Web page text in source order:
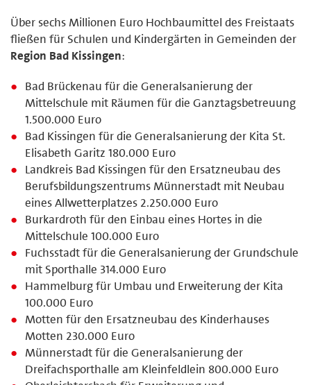
Über sechs Millionen Euro Hochbaumittel des Freistaats
fließen für Schulen und Kindergärten in Gemeinden der
Region Bad Kissingen:
Bad Brückenau für die Generalsanierung der
Mittelschule mit Räumen für die Ganztagsbetreuung
1.500.000 Euro
Bad Kissingen für die Generalsanierung der Kita St.
Elisabeth Garitz 180.000 Euro
Landkreis Bad Kissingen für den Ersatzneubau des
Berufsbildungszentrums Münnerstadt mit Neubau
eines Allwetterplatzes 2.250.000 Euro
Burkardroth für den Einbau eines Hortes in die
Mittelschule 100.000 Euro
Fuchsstadt für die Generalsanierung der Grundschule
mit Sporthalle 314.000 Euro
Hammelburg für Umbau und Erweiterung der Kita
100.000 Euro
Motten für den Ersatzneubau des Kinderhauses
Motten 230.000 Euro
Münnerstadt für die Generalsanierung der
Dreifachsporthalle am Kleinfeldlein 800.000 Euro